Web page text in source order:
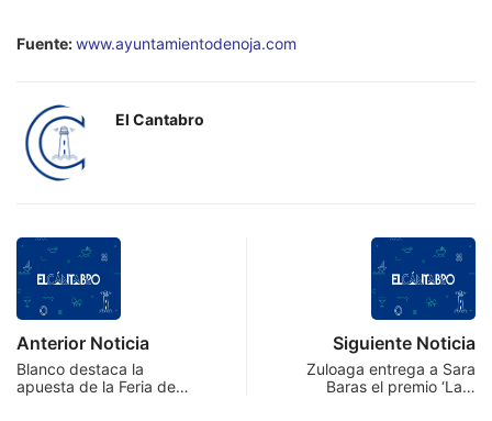
Fuente:www.ayuntamientodenoja.com
El Cantabro
Anterior Noticia
Blanco destaca la
apuesta de la Feria de…
Siguiente Noticia
Zuloaga entrega a Sara
Baras el premio ‘La…